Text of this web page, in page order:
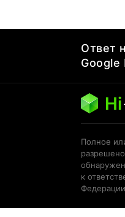
Ответ
Google
Hi
Полное
к